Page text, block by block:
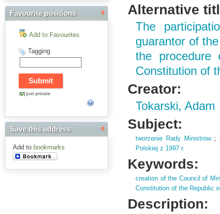
Favourite positions
Add to Favourites
Tagging
just private
Save this address
Add to bookmarks
Alternative
The
guarantor of
the
Constitution of
Creator:
Tokarski, Adam
Subject:
tworzenie Rady Ministrów;
Polskiej z 1997 r.
Keywords:
creation of the Council of
Constitution of the Republic
Description: